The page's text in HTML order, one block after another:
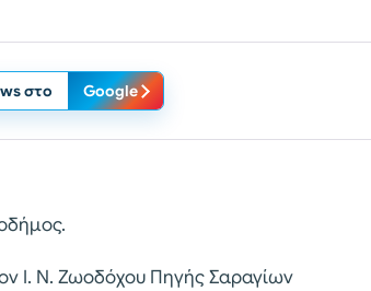
στο Google
Ι. Ν. Ζωοδόχου Πηγής Σαραγίων